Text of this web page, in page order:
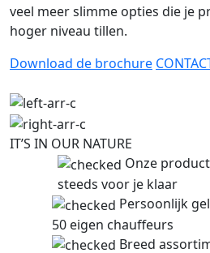
veel meer slimme opties die je
hoger niveau tillen.
Download de brochure
IT’S IN OUR NATURE
Onze
steeds voor je klaar
Persoonlijk
50 eigen chauffeurs
Breed